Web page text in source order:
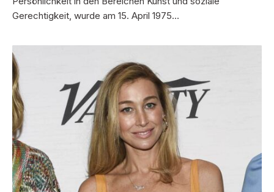
Gerechtigkeit, wurde am 15. April 1975…